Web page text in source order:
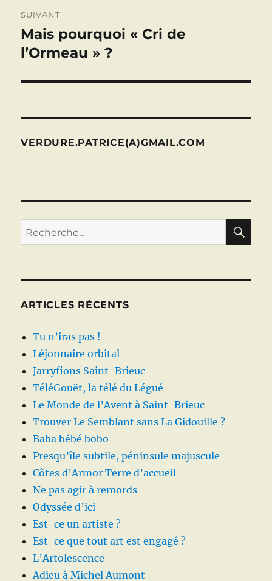
SUIVANT
Publication
suivante :
Mais pourquoi « Cri de
l’Ormeau » ?
VERDURE.PATRICE(A)GMAIL.COM
Recherche
pour :
ARTICLES RÉCENTS
Tu n’iras pas !
Léjonnaire orbital
Jarryfions Saint-Brieuc
TéléGouët, la télé du Légué
Le Monde de l’Avent à Saint-Brieuc
Trouver Le Semblant sans La Gidouille ?
Baba bébé bobo
Presqu’île subtile, péninsule majuscule
Côtes d’Armor Terre d’accueil
Ne pas agir à remords
Odyssée d’ici
Est-ce un artiste ?
Est-ce que tout art est engagé ?
L’Artolescence
Adieu à Michel Aumont